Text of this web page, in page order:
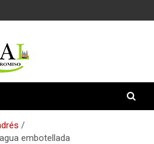
embotellada